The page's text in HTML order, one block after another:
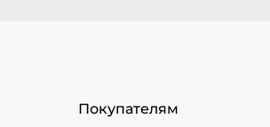
Покупателям